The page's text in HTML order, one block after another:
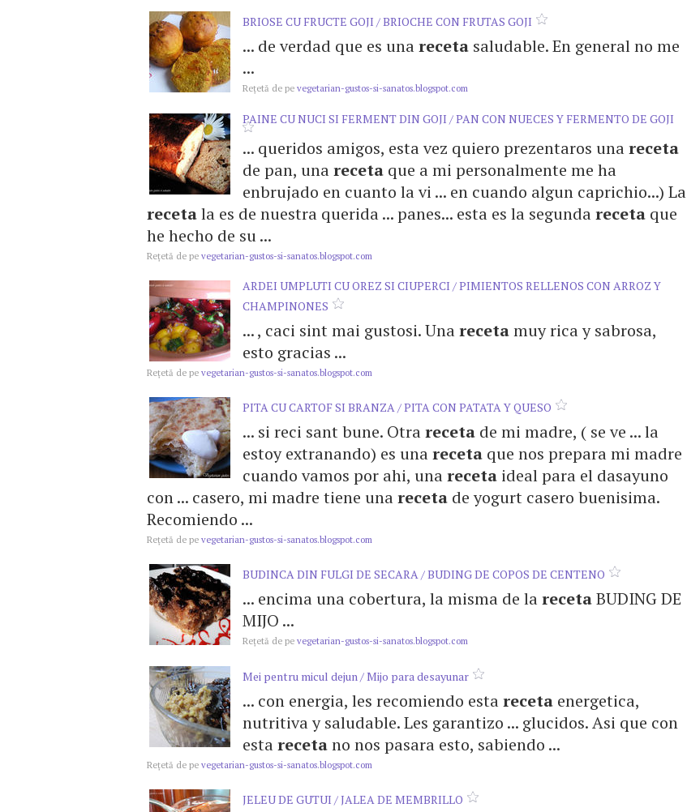
BRIOSE CU FRUCTE GOJI / BRIOCHE CON FRUTAS GOJI
... de verdad que es unareceta saludable. En general no me
...
Reţetă de pe vegetarian-gustos-si-sanatos.blogspot.com
PAINE CU NUCI SI FERMENT DIN GOJI / PAN CON NUECES Y FERMENTO DE GOJI
... queridos amigos, esta vez quiero prezentaros unareceta
de pan, unareceta que a mi personalmente me ha
enbrujado en cuanto la vi ... en cuando algun caprichio...) La
recetala es de nuestra querida ... panes... esta es la segundareceta que
he hecho de su ...
Reţetă de pe vegetarian-gustos-si-sanatos.blogspot.com
ARDEI UMPLUTI CU OREZ SI CIUPERCI / PIMIENTOS RELLENOS CON ARROZ Y
CHAMPINONES
... , caci sint mai gustosi. Unarecetamuy rica y sabrosa,
esto gracias ...
Reţetă de pe vegetarian-gustos-si-sanatos.blogspot.com
PITA CU CARTOF SI BRANZA / PITA CON PATATA Y QUESO
... si reci sant bune. Otrareceta de mi madre, ( se ve ... la
estoy extranando) es unareceta que nos prepara mi madre
cuando vamos por ahi, unareceta ideal para el dasayuno
con ... casero, mi madre tiene unareceta de yogurt casero buenisima.
Recomiendo ...
Reţetă de pe vegetarian-gustos-si-sanatos.blogspot.com
BUDINCA DIN FULGI DE SECARA / BUDING DE COPOS DE CENTENO
... encima una cobertura, la misma de larecetaBUDING DE
MIJO ...
Reţetă de pe vegetarian-gustos-si-sanatos.blogspot.com
Mei pentru micul dejun / Mijo para desayunar
... con energia, les recomiendo estareceta energetica,
nutritiva y saludable. Les garantizo ... glucidos. Asi que con
estarecetano nos pasara esto, sabiendo ...
Reţetă de pe vegetarian-gustos-si-sanatos.blogspot.com
JELEU DE GUTUI / JALEA DE MEMBRILLO